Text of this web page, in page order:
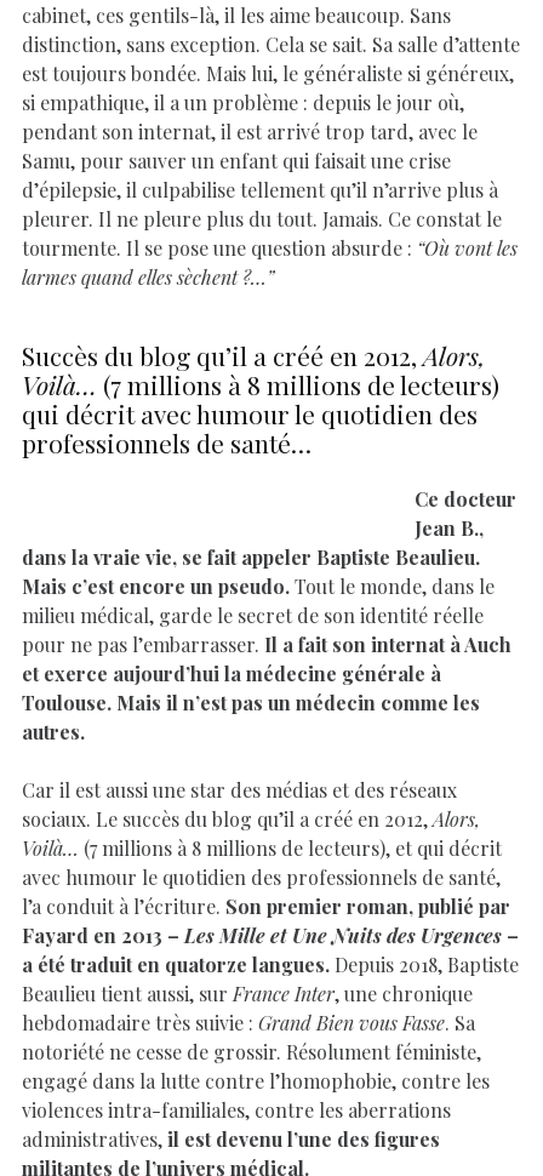
cabinet, ces gentils-là, il les aime beaucoup. Sans
distinction, sans exception. Cela se sait. Sa salle d’attente
est toujours bondée. Mais lui, le généraliste si généreux,
si empathique, il a un problème : depuis le jour où,
pendant son internat, il est arrivé trop tard, avec le
Samu, pour sauver un enfant qui faisait une crise
d’épilepsie, il culpabilise tellement qu’il n’arrive plus à
pleurer. Il ne pleure plus du tout. Jamais. Ce constat le
tourmente. Il se pose une question absurde : “Où vont les
larmes quand elles sèchent ?…”
Succès du blog qu’il a créé en 2012,Alors,
Voilà… (7 millions à 8 millions de lecteurs)
qui décrit avec humour le quotidien des
professionnels de santé…
Ce docteur
Jean B.,
dans la vraie vie, se fait appeler Baptiste Beaulieu.
Mais c’est encore un pseudo.Tout le monde, dans le
milieu médical, garde le secret de son identité réelle
pour ne pas l’embarrasser. Il a fait son internat à Auch
et exerce aujourd’hui la médecine générale à
Toulouse. Mais il n’est pas un médecin comme les
autres.
Car il est aussi une star des médias et des réseaux
sociaux. Le succès du blog qu’il a créé en 2012,Alors,
Voilà… (7 millions à 8 millions de lecteurs), et qui décrit
avec humour le quotidien des professionnels de santé,
l’a conduit à l’écriture. Son premier roman, publié par
Fayard en 2013 – Les Mille et Une Nuits des Urgences –
a été traduit en quatorze langues. Depuis 2018, Baptiste
Beaulieu tient aussi, sur France Inter, une chronique
hebdomadaire très suivie : Grand Bien vous Fasse. Sa
notoriété ne cesse de grossir. Résolument féministe,
engagé dans la lutte contre l’homophobie, contre les
violences intra-familiales, contre les aberrations
administratives,il est devenu l’une des figures
militantes de l’univers médical.